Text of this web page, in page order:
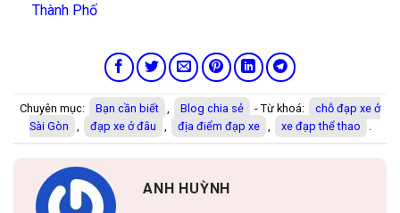
Thành Phố
Chuyên mục: Bạn cần biết , Blog chia sẻ - Từ khoá:
chỗ đạp xe ở
Sài Gòn
, đạp xe ở đâu , địa điểm đạp xe , xe đạp thể thao .
ANH HUỲNH